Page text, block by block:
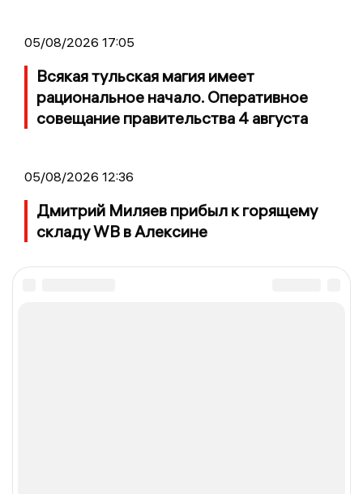
05/08/2026 17:05
Всякая тульская магия имеет
рациональное начало. Оперативное
совещание правительства 4 августа
05/08/2026 12:36
Дмитрий Миляев прибыл к горящему
складу WB в Алексине